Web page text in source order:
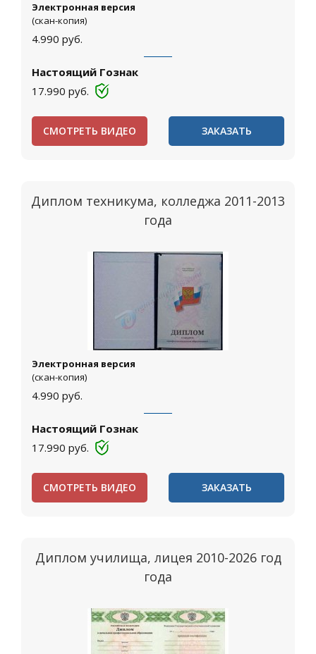
Электронная версия
(скан-копия)
4.990 руб.
Настоящий Гознак
17.990 руб.
СМОТРЕТЬ ВИДЕО ЗАКАЗАТЬ
Диплом техникума, колледжа 2011-2013
года
Электронная версия
(скан-копия)
4.990 руб.
Настоящий Гознак
17.990 руб.
СМОТРЕТЬ ВИДЕО ЗАКАЗАТЬ
Диплом училища, лицея 2010-2026 год
года